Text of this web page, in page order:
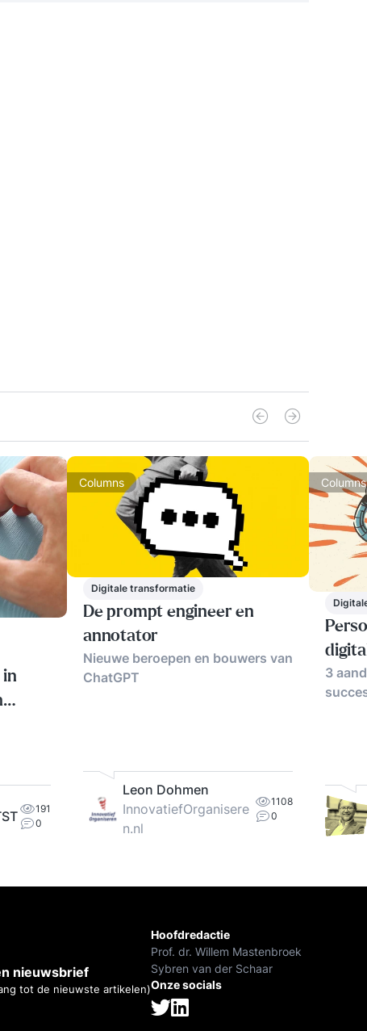
in
191
0
Columns
Digitale transformatie
De prompt engineer en
annotator
Nieuwe beroepen en bouwers van
ChatGPT
Leon Dohmen
InnovatiefOrganisere
n.nl
1108
0
Columns
3
nieuwsbrief
tot de nieuwste artikelen)
Hoofdredactie
Prof. dr. Willem Mastenbroek
Sybren van der Schaar
Onze socials